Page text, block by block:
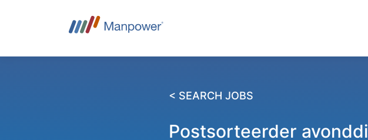
< SEARCH JOBS
Postsorteerder